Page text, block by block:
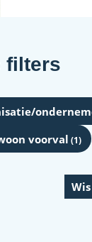
filters
voorval (1)